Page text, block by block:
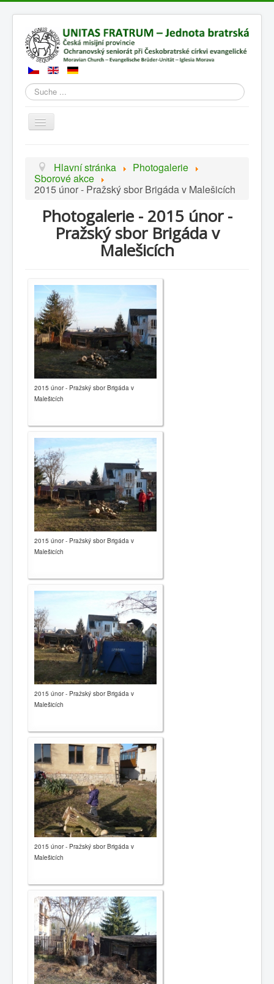
Suchen
Přepnout
navigaci
12345
Hauptseite
Geschichte
Kalender
Gemeinden
Links
Nachrichten
Hlavní stránka Photogalerie
Sborové akce
2015 únor - Pražský sbor Brigáda v Malešicích
Photogalerie - 2015 únor -
Pražský sbor Brigáda v
Malešicích
2015 únor - Pražský sbor Brigáda v
Malešicích
2015 únor - Pražský sbor Brigáda v
Malešicích
2015 únor - Pražský sbor Brigáda v
Malešicích
2015 únor - Pražský sbor Brigáda v
Malešicích